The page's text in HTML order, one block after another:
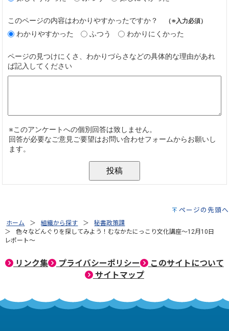
ページの先頭へ
ホーム 組織から探す
秘書政策課
色々などんぐりを探してみよう！むなかたにっこり文化講座～12月10日
レポート～
リンク集 プライバシーポリシー
このサイトについて
サイトマップ